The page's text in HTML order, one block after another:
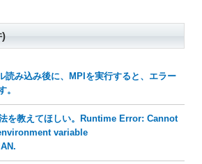
)
読み込み後に、MPIを実行すると、エラー
。
を教えてほしい。Runtime Error: Cannot
variable